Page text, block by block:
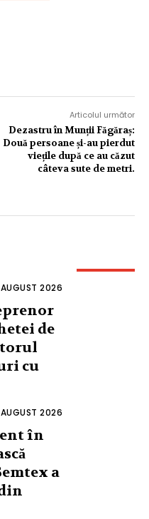
Articolul următor
Dezastru în Munții Făgăraș:
Două persoane și-au pierdut
viețile după ce au căzut
câteva sute de metri.
2026
de
cu
2026
în
a